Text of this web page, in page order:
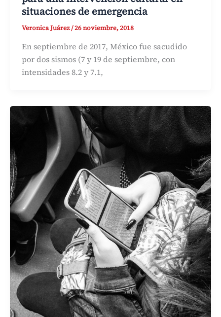
situaciones de emergencia
Veronica Juárez/26 noviembre, 2018
En septiembre de 2017, México fue sacudido
por dos sismos (7 y 19 de septiembre, con
intensidades 8.2 y 7.1,